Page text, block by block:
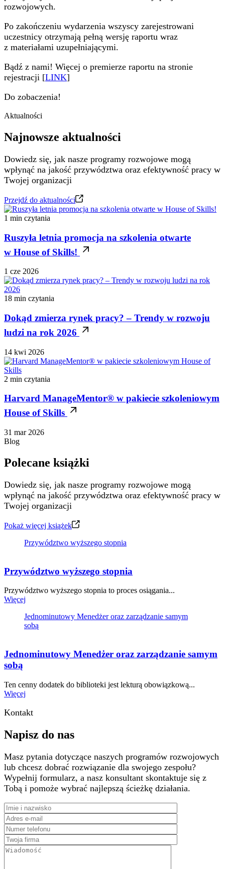
rozwojowych.
Po zakończeniu wydarzenia wszyscy zarejestrowani
uczestnicy otrzymają pełną wersję raportu wraz
z materiałami uzupełniającymi.
Bądź z nami! Więcej o premierze raportu na stronie
rejestracji [LINK]
Do zobaczenia!
Aktualności
Najnowsze aktualności
Dowiedz się, jak nasze programy rozwojowe mogą
wpłynąć na jakość przywództwa oraz efektywność pracy w
Twojej organizacji
Przejdź do aktualności
1 min czytania
Ruszyła letnia promocja na szkolenia otwarte
w House of Skills!
1 cze 2026
18 min czytania
Dokąd zmierza rynek pracy? – Trendy w rozwoju
ludzi na rok 2026
14 kwi 2026
2 min czytania
Harvard ManageMentor® w pakiecie szkoleniowym
House of Skills
31 mar 2026
Blog
Polecane książki
Dowiedz się, jak nasze programy rozwojowe mogą
wpłynąć na jakość przywództwa oraz efektywność pracy w
Twojej organizacji
Pokaż więcej książek
Przywództwo wyższego stopnia
Przywództwo wyższego stopnia
Przywództwo wyższego stopnia to proces osiągania...
Więcej
Jednominutowy Menedżer oraz zarządzanie samym
sobą
Jednominutowy Menedżer oraz zarządzanie samym
sobą
Ten cenny dodatek do biblioteki jest lekturą obowiązkową...
Więcej
Kontakt
Napisz do nas
Masz pytania dotyczące naszych programów rozwojowych
lub chcesz dobrać rozwiązanie dla swojego zespołu?
Wypełnij formularz, a nasz konsultant skontaktuje się z
Tobą i pomoże wybrać najlepszą ścieżkę działania.